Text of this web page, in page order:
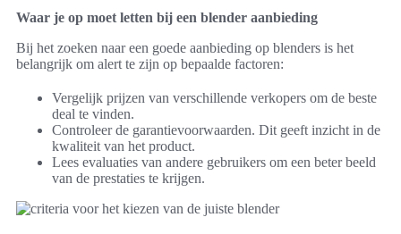
Waar je op moet letten bij een blender aanbieding
Bij het zoeken naar een goede aanbieding op blenders is het
belangrijk om alert te zijn op bepaalde factoren:
Vergelijk prijzen van verschillende verkopers om de beste
deal te vinden.
Controleer de garantievoorwaarden. Dit geeft inzicht in de
kwaliteit van het product.
Lees evaluaties van andere gebruikers om een beter beeld
van de prestaties te krijgen.